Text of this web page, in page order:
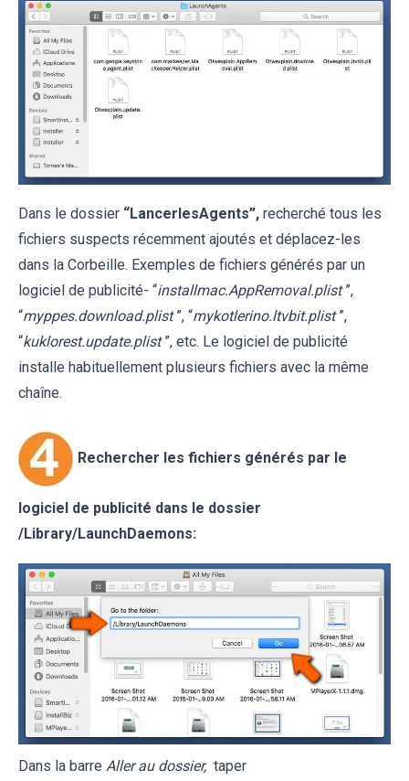
Dans le dossier “LancerlesAgents”, recherché tous les
fichiers suspects récemment ajoutés et déplacez-les
dans la Corbeille. Exemples de fichiers générés par un
logiciel de publicité- “installmac.AppRemoval.plist ”,
“myppes.download.plist ”, “mykotlerino.ltvbit.plist ”,
“kuklorest.update.plist ”, etc. Le logiciel de publicité
installe habituellement plusieurs fichiers avec la même
chaîne.
Rechercher les fichiers générés par le
logiciel de publicité dans le dossier
/Library/LaunchDaemons:
Dans la barre Aller au dossier, taper